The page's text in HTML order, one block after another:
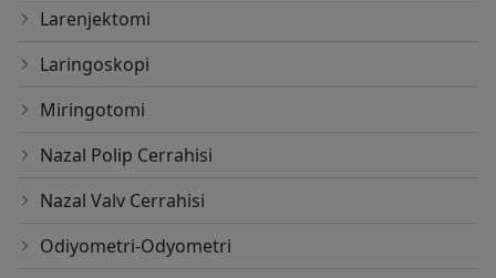
Larenjektomi
Laringoskopi
Miringotomi
Nazal Polip Cerrahisi
Nazal Valv Cerrahisi
Odiyometri-Odyometri